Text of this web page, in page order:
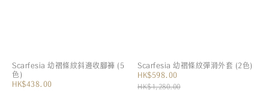
Scarfesia 幼褶條紋斜邊收腳褲 (5
色)
HK$438.00
Scarfesia 幼褶條紋彈滑外套 (2色)
HK$598.00
HK$1,280.00